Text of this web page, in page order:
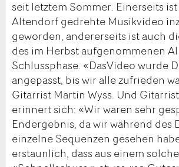
seit letztem Sommer. Einerseits ist
Altendorf gedrehte Musikvideo
geworden, andererseits ist auch
des im Herbst aufgenommenen
Schlussphase. «DasVideo wurde
angepasst, bis wir alle zufrieden
Gitarrist Martin Wyss. Und
erinnert sich: «Wir waren sehr
Endergebnis, da wir während des
einzelne Sequenzen gesehen
erstaunlich, dass aus einem